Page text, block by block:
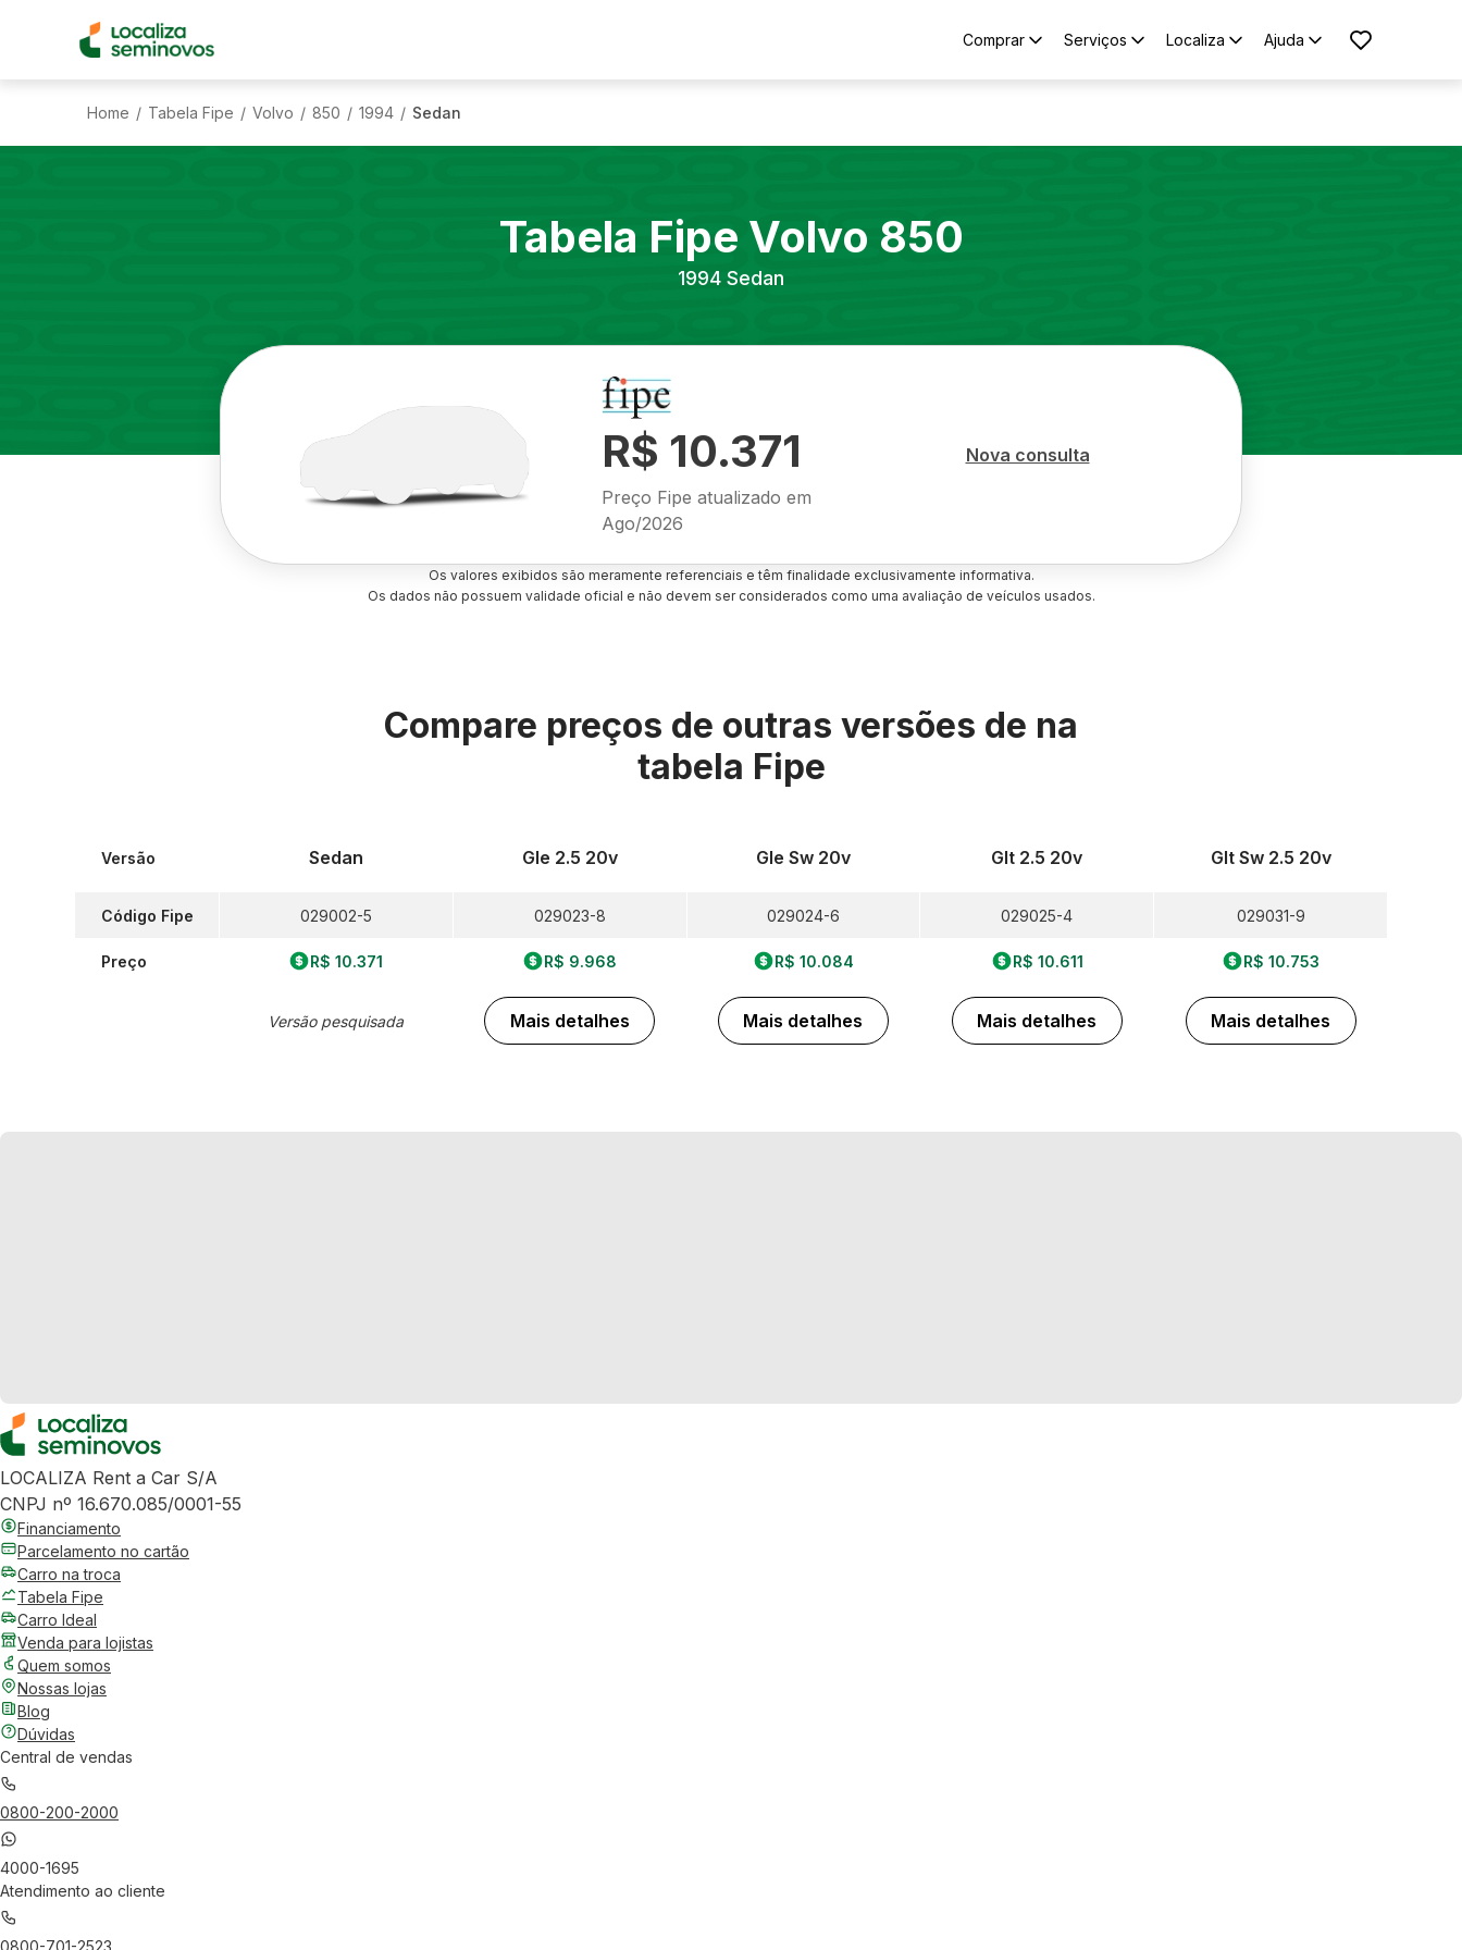
Comprar Serviços Localiza Ajuda
Home / Tabela Fipe / Volvo / 850 / 1994 / Sedan
Tabela Fipe Volvo 850
1994 Sedan
R$ 10.371
Preço Fipe atualizado em
Ago/2026
Nova consulta
Os valores exibidos são meramente referenciais e têm finalidade exclusivamente informativa.
Os dados não possuem validade oficial e não devem ser considerados como uma avaliação de veículos usados.
Compare preços de outras versões de na
tabela Fipe
Versão
Código Fipe
Preço
Sedan
029002-5
R$ 10.371
Versão pesquisada
Gle 2.5 20v
029023-8
R$ 9.968
Mais detalhes
Gle Sw 20v
029024-6
R$ 10.084
Mais detalhes
Glt 2.5 20v
029025-4
R$ 10.611
Mais detalhes
Glt Sw 2.5 20v
029031-9
R$ 10.753
Mais detalhes
LOCALIZA Rent a Car S/A
CNPJ nº 16.670.085/0001-55
Financiamento
Parcelamento no cartão
Carro na troca
Tabela Fipe
Carro Ideal
Venda para lojistas
Quem somos
Nossas lojas
Blog
Dúvidas
Central de vendas
0800-200-2000
4000-1695
Atendimento ao cliente
0800-701-2523